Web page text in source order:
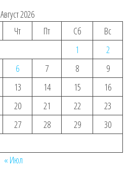
Август 2026
Чт Пт Сб
Вс
1
2
6 7 8
9
13 14 15
16
20 21 22
23
27 28 29
30
« Июл